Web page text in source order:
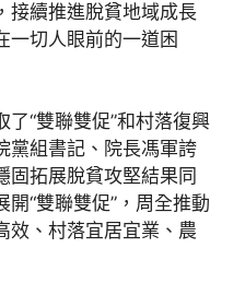
接續推進脫貧地域成長
一切人眼前的一道困
“雙聯雙促”和村落復興
黨組書記、院長馮軍誇
固拓展脫貧攻堅結果同
“雙聯雙促”，周全推動
效、村落宜居宜業、農